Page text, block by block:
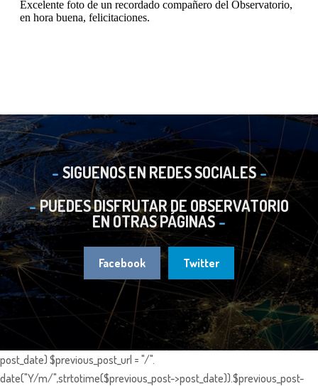
SIGUENOS EN REDES SOCIALES
PUEDES DISFRUTAR DE OBSERVATORIO
EN OTRAS PÁGINAS
Facebook Twitter
post_date) $previous_post_url = "/".
date("Y/m/",strtotime($previous_post->post_date)).$previous_post-